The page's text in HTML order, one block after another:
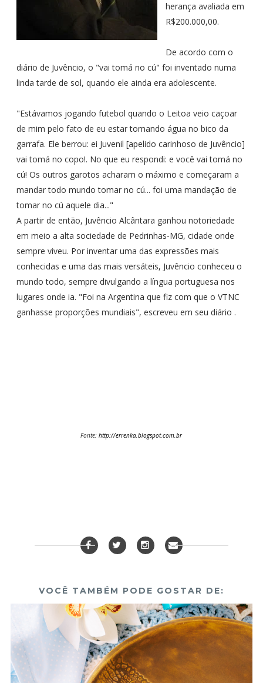
herança avaliada em
R$200.000,00.
De acordo com o
diário de Juvêncio, o "vai tomá no cú" foi inventado numa
linda tarde de sol, quando ele ainda era adolescente.
"Estávamos jogando futebol quando o Leitoa veio caçoar
de mim pelo fato de eu estar tomando água no bico da
garrafa. Ele berrou: ei Juvenil [apelido carinhoso de Juvêncio]
vai tomá no copo!. No que eu respondi: e você vai tomá no
cú! Os outros garotos acharam o máximo e começaram a
mandar todo mundo tomar no cú... foi uma mandação de
tomar no cú aquele dia..."
A partir de então, Juvêncio Alcântara ganhou notoriedade
em meio a alta sociedade de Pedrinhas-MG, cidade onde
sempre viveu. Por inventar uma das expressões mais
conhecidas e uma das mais versáteis, Juvêncio conheceu o
mundo todo, sempre divulgando a língua portuguesa nos
lugares onde ia. "Foi na Argentina que fiz com que o VTNC
ganhasse proporções mundiais", escreveu em seu diário .
Fonte:http://errenka.blogspot.com.br
VOCÊ TAMBÉM PODE GOSTAR DE: